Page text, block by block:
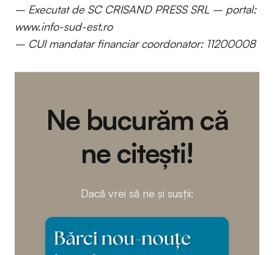
– Executat de SC CRISAND PRESS SRL – portal:
www.info-sud-est.ro
– CUI mandatar financiar coordonator: 11200008
Ne bucurăm că
ne citești!
Dacă vrei să ne și susții: